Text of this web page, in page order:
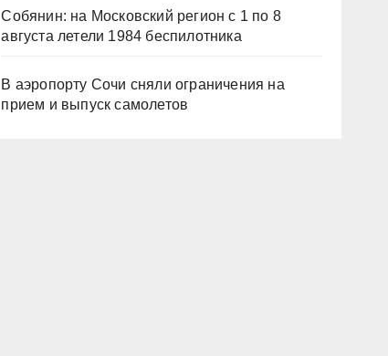
Собянин: на Московский регион с 1 по 8
августа летели 1984 беспилотника
В аэропорту Сочи сняли ограничения на
прием и выпуск самолетов